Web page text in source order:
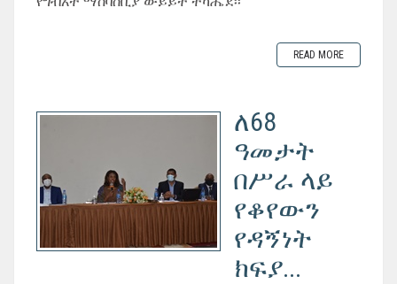
READ MORE
ለ68
ዓመታት
በሥራ ላይ
የቆየውን
የዳኝነት
ክፍያ...